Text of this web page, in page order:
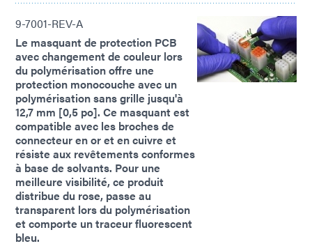
9-7001-REV-A
Le masquant de protection PCB
avec changement de couleur lors
du polymérisation offre une
protection monocouche avec un
polymérisation sans grille jusqu'à
12,7 mm [0,5 po]. Ce masquant est
compatible avec les broches de
connecteur en or et en cuivre et
résiste aux revêtements conformes
à base de solvants. Pour une
meilleure visibilité, ce produit
distribue du rose, passe au
transparent lors du polymérisation
et comporte un traceur fluorescent
bleu.